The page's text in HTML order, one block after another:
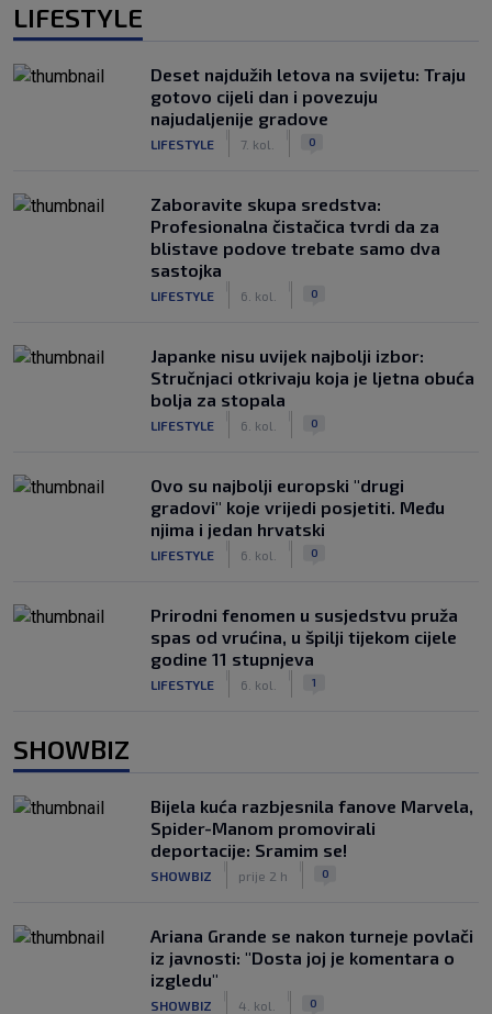
LIFESTYLE
Deset najdužih letova na svijetu: Traju
gotovo cijeli dan i povezuju
najudaljenije gradove
LIFESTYLE 7. kol. 0
Zaboravite skupa sredstva:
Profesionalna čistačica tvrdi da za
blistave podove trebate samo dva
sastojka
LIFESTYLE 6. kol. 0
Japanke nisu uvijek najbolji izbor:
Stručnjaci otkrivaju koja je ljetna obuća
bolja za stopala
LIFESTYLE 6. kol. 0
Ovo su najbolji europski "drugi
gradovi" koje vrijedi posjetiti. Među
njima i jedan hrvatski
LIFESTYLE 6. kol. 0
Prirodni fenomen u susjedstvu pruža
spas od vrućina, u špilji tijekom cijele
godine 11 stupnjeva
LIFESTYLE 6. kol. 1
SHOWBIZ
Bijela kuća razbjesnila fanove Marvela,
Spider-Manom promovirali
deportacije: Sramim se!
SHOWBIZ prije 2 h 0
Ariana Grande se nakon turneje povlači
iz javnosti: "Dosta joj je komentara o
izgledu"
SHOWBIZ 4. kol. 0